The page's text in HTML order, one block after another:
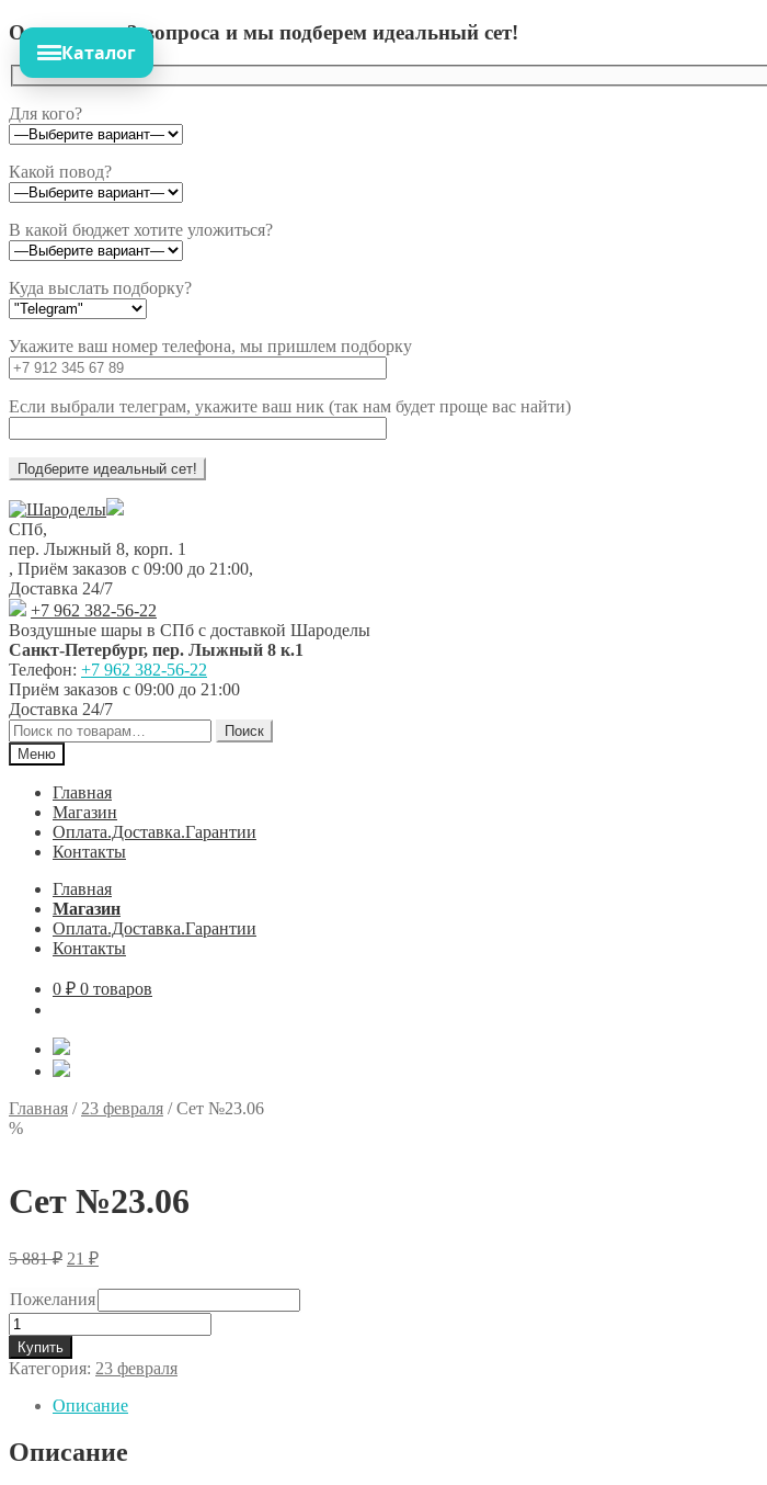
Ответьте на 3 вопроса и мы подберем идеальный сет!
Для кого?
Какой повод?
В какой бюджет хотите уложиться?
Куда выслать подборку?
Укажите ваш номер телефона, мы пришлем подборку
Если выбрали телеграм, укажите ваш ник (так нам будет проще вас найти)
Перейти
к
навигации
Перейти
к
содержимому
СПб,
пер. Лыжный 8, корп. 1
, Приём заказов с 09:00 до 21:00,
Доставка 24/7
+7 962 382-56-22
Воздушные шары в СПб с доставкой Шароделы
Санкт-Петербург, пер. Лыжный 8 к.1
Телефон: +7 962 382-56-22
Приём заказов с 09:00 до 21:00
Доставка 24/7
Искать:
Поиск
Меню
Главная
Магазин
Оплата.Доставка.Гарантии
Контакты
Главная
Магазин
Оплата.Доставка.Гарантии
Контакты
0 ₽ 0 товаров
Каталог
Главная / 23 февраля /Сет №23.06
%
Сет №23.06
5 881₽ Первоначальная
составляла
5
881 ₽.
21 ₽Текущая
Пожелания
Количество
товара
Сет
№23.06
Купить
Категория: 23 февраля
Описание
Описание